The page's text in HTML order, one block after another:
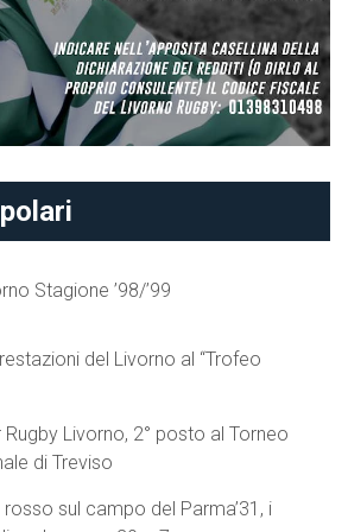
Stagione ’98/’99
del Livorno al “Trofeo
Rugby Livorno, 2° posto al Torneo
di Treviso
rosso sul campo del Parma’31, i